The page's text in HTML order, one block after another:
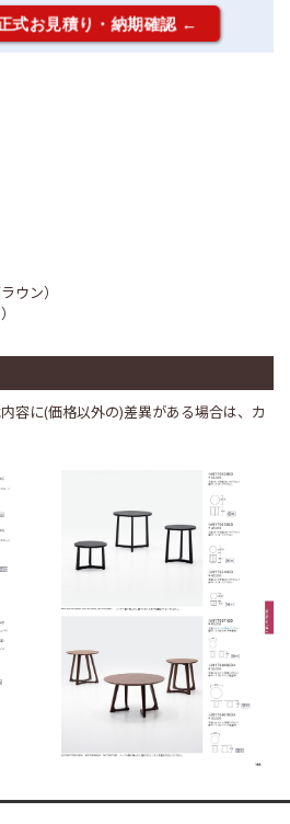
ウン）
容に(価格以外の)差異がある場合は、カ